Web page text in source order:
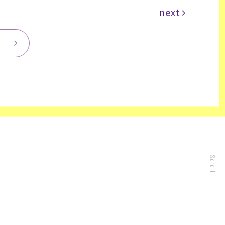
next
Scroll